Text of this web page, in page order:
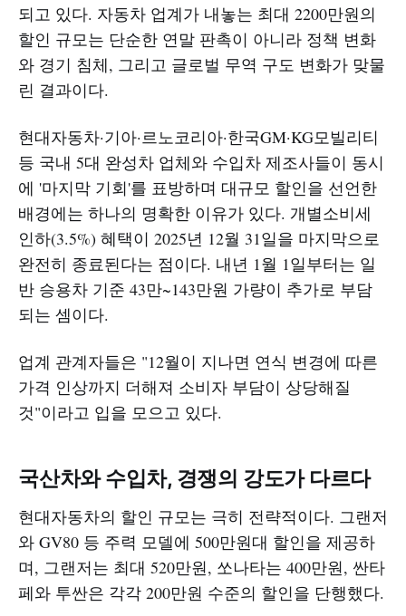
되고 있다. 자동차 업계가 내놓는 최대 2200만원의
할인 규모는 단순한 연말 판촉이 아니라 정책 변화
와 경기 침체, 그리고 글로벌 무역 구도 변화가 맞물
린 결과이다.
현대자동차·기아·르노코리아·한국GM·KG모빌리티
등 국내 5대 완성차 업체와 수입차 제조사들이 동시
에 '마지막 기회'를 표방하며 대규모 할인을 선언한
배경에는 하나의 명확한 이유가 있다. 개별소비세
인하(3.5%) 혜택이 2025년 12월 31일을 마지막으로
완전히 종료된다는 점이다. 내년 1월 1일부터는 일
반 승용차 기준 43만~143만원 가량이 추가로 부담
되는 셈이다.
업계 관계자들은 "12월이 지나면 연식 변경에 따른
가격 인상까지 더해져 소비자 부담이 상당해질
것"이라고 입을 모으고 있다.
국산차와 수입차, 경쟁의 강도가 다르다
현대자동차의 할인 규모는 극히 전략적이다. 그랜저
와 GV80 등 주력 모델에 500만원대 할인을 제공하
며, 그랜저는 최대 520만원, 쏘나타는 400만원, 싼타
페와 투싼은 각각 200만원 수준의 할인을 단행했다.